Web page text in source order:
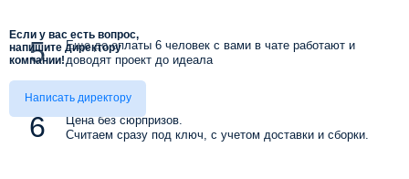
Еще до оплаты 6 человек с вами в чате работают и
доводят проект до идеала
Цена без сюрпризов.
Считаем сразу под ключ, с учетом доставки и сборки.
Если у вас есть вопрос,
напишите директору
компании!
Написать директору